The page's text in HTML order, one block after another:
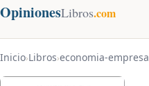
OpinionesLibros.com
Inicio›Libros›economia-empresa